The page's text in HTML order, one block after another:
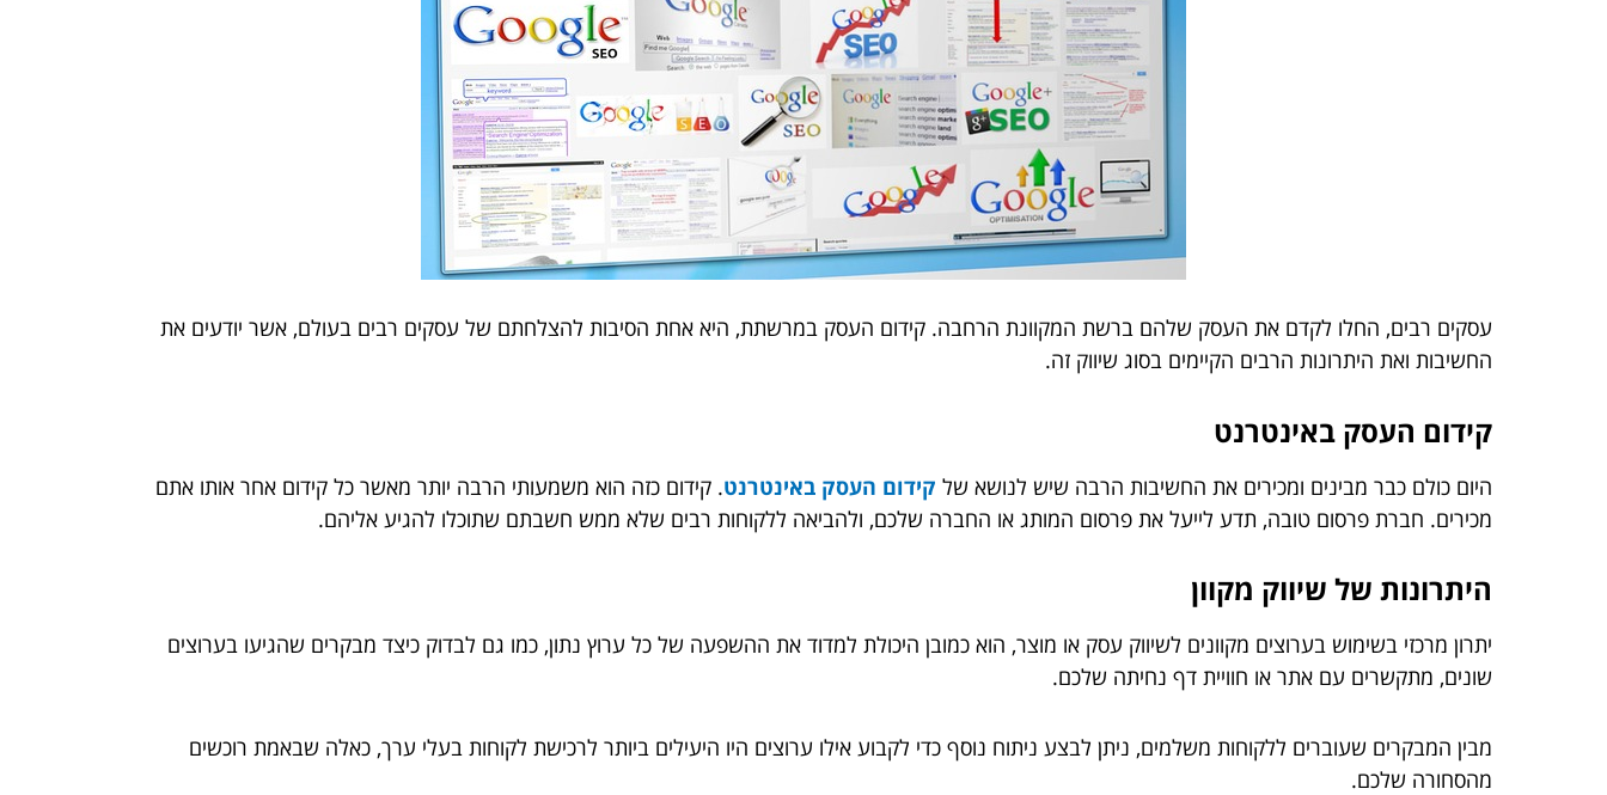
עסקים רבים, החלו לקדם את העסק שלהם ברשת המקוונת הרחבה. קידום העסק במרשתת, היא אחת הסיבות להצלחתם של עסקים רבים בעולם, אשר יודעים את
החשיבות ואת היתרונות הרבים הקיימים בסוג שיווק זה.
קידום העסק באינטרנט
היום כולם כבר מבינים ומכירים את החשיבות הרבה שיש לנושא של קידום העסק באינטרנט. קידום כזה הוא משמעותי הרבה יותר מאשר כל קידום אחר אותו אתם
מכירים. חברת פרסום טובה, תדע לייעל את פרסום המותג או החברה שלכם, ולהביאה ללקוחות רבים שלא ממש חשבתם שתוכלו להגיע אליהם.
היתרונות של שיווק מקוון
יתרון מרכזי בשימוש בערוצים מקוונים לשיווק עסק או מוצר, הוא כמובן היכולת למדוד את ההשפעה של כל ערוץ נתון, כמו גם לבדוק כיצד מבקרים שהגיעו בערוצים
שונים, מתקשרים עם אתר או חוויית דף נחיתה שלכם.
מבין המבקרים שעוברים ללקוחות משלמים, ניתן לבצע ניתוח נוסף כדי לקבוע אילו ערוצים היו היעילים ביותר לרכישת לקוחות בעלי ערך, כאלה שבאמת רוכשים
מהסחורה שלכם.